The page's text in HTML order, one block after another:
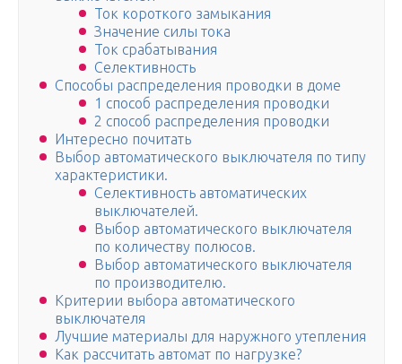
Ток короткого замыкания
Значение силы тока
Ток срабатывания
Селективность
Способы распределения проводки в доме
1 способ распределения проводки
2 способ распределения проводки
Интересно почитать
Выбор автоматического выключателя по типу
характеристики.
Селективность автоматических
выключателей.
Выбор автоматического выключателя
по количеству полюсов.
Выбор автоматического выключателя
по производителю.
Критерии выбора автоматического
выключателя
Лучшие материалы для наружного утепления
Как рассчитать автомат по нагрузке?